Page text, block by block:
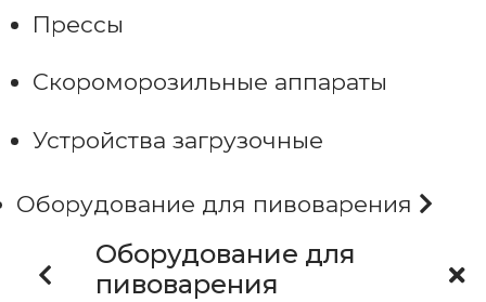
Прессы
Скороморозильные аппараты
Устройства загрузочные
Оборудование для пивоварения
Оборудование для
пивоварения